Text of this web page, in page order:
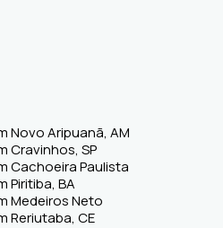
Novo Aripuanã, AM
Cravinhos, SP
Cachoeira Paulista
Piritiba, BA
Medeiros Neto
Reriutaba, CE